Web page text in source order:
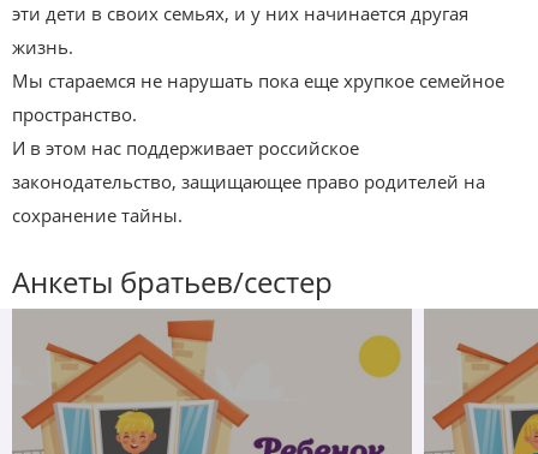
эти дети в своих семьях, и у них начинается другая
жизнь.
Мы стараемся не нарушать пока еще хрупкое семейное
пространство.
И в этом нас поддерживает российское
законодательство, защищающее право родителей на
сохранение тайны.
Анкеты братьев/сестер